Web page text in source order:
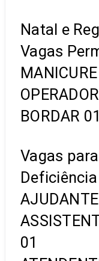
Natal e
Vagas
BORDAR 01
Vagas
01